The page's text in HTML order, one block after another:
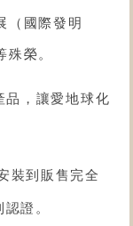
（國際發明
榮。
品，讓愛地球化
裝到販售完全
證。